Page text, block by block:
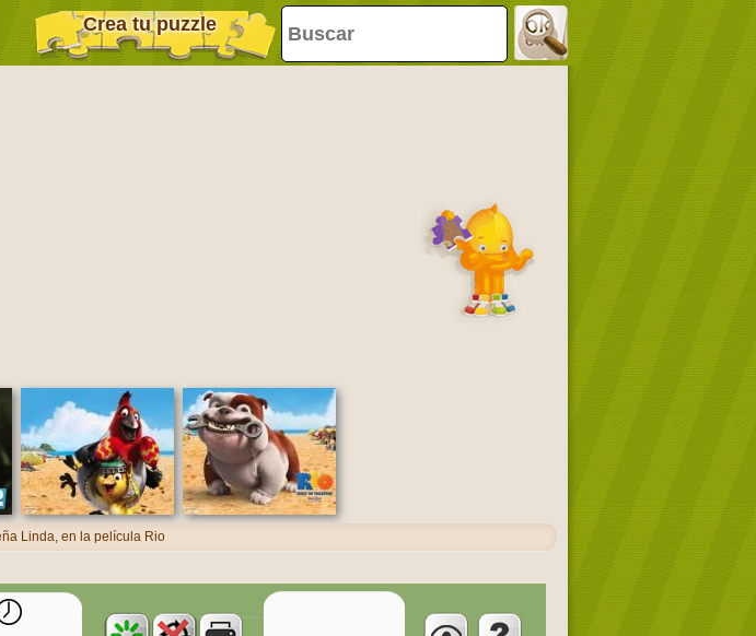
Crea tu puzzle
Linda, en la película Rio